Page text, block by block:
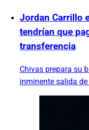
Jordan Carrillo
tendrían que
transferencia
Chivas prepara su
inminente salida